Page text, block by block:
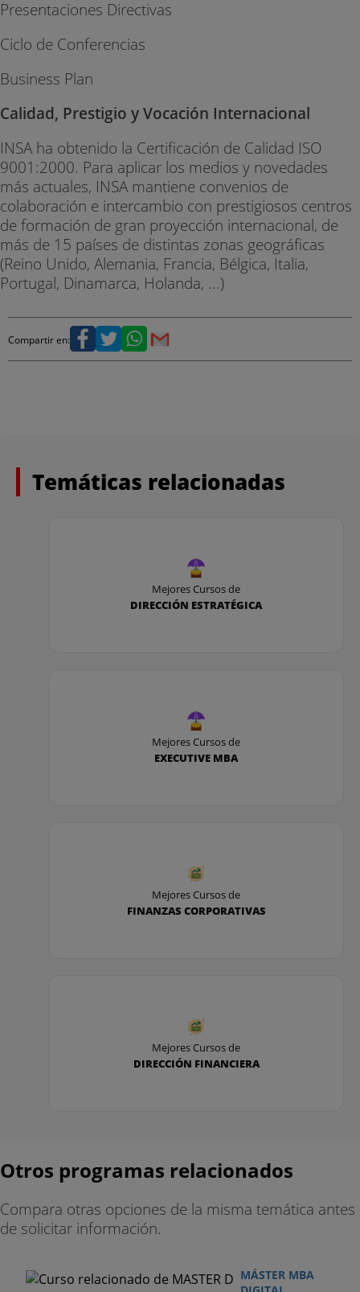
Presentaciones Directivas
Ciclo de Conferencias
Business Plan
Calidad, Prestigio y Vocación Internacional
INSA ha obtenido la Certificación de Calidad ISO
9001:2000. Para aplicar los medios y novedades
más actuales, INSA mantiene convenios de
colaboración e intercambio con prestigiosos centros
de formación de gran proyección internacional, de
más de 15 países de distintas zonas geográficas
(Reino Unido, Alemania, Francia, Bélgica, Italia,
Portugal, Dinamarca, Holanda, ...)
Compartir en:
Temáticas relacionadas
Mejores Cursos de
DIRECCIÓN ESTRATÉGICA
Mejores Cursos de
EXECUTIVE MBA
Mejores Cursos de
FINANZAS CORPORATIVAS
Mejores Cursos de
DIRECCIÓN FINANCIERA
Otros programas relacionados
Compara otras opciones de la misma temática antes
de solicitar información.
MÁSTER MBA